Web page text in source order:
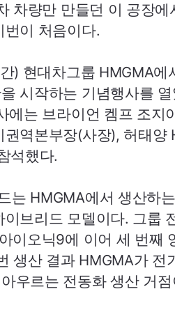
차량만 만들던 이 공장에
번이 처음이다.
) 현대차그룹 HMGMA에
시작하는 기념행사를
에는 브라이언 켐프 조지
역본부장(사장), 허태양
석했다.
는 HMGMA에서 생산하
브리드 모델이다. 그룹
이오닉9에 이어 세 번째
생산 결과 HMGMA가 전
우르는 전동화 생산 거